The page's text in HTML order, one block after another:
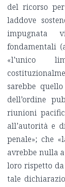
del ricorso
laddove
impugnata
fondamentali
«l’unico
sarebbe
dell’ordine
riunioni
all’autorità e
penale»; che
avrebbe nulla
loro rispetto
tale